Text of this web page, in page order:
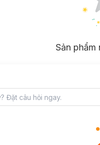
Sản phẩm